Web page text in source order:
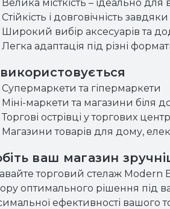
Велика місткість – ідеально
Стійкість і довговічність
Широкий вибір аксесуарів та
Легка адаптація під різні
Супермаркети та гіпермаркети
Міні-маркети та магазини біля
Торгові острівці у торгових
Магазини товарів для дому,
ваш магазин
торговий стелаж Modern
оптимального рішення під
ефективності вашого